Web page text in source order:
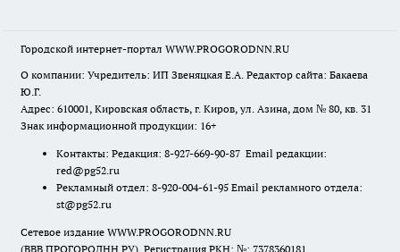
Городской интернет-портал WWW.PROGORODNN.RU
О компании: Учредитель: ИП Звеняцкая Е.А. Редактор сайта: Бакаева
Ю.Г.
Адрес: 610001, Кировская область, г. Киров, ул. Азина, дом № 80, кв. 31
Знак информационной продукции: 16+
Контакты: Редакция: 8-927-669-90-87 Email редакции:
red@pg52.ru
Рекламный отдел: 8-920-004-61-95 Email рекламного отдела:
st@pg52.ru
Сетевое издание WWW.PROGORODNN.RU
(ВВВ.ПРОГОРОДНН.РУ). Регистрация РКН: №: 7378360181.